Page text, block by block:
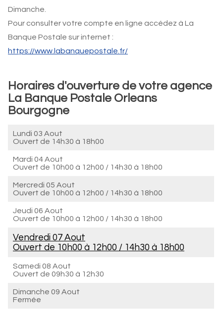
Dimanche.
Pour consulter votre compte en ligne accédez à La
Banque Postale sur internet :
https://www.labanquepostale.fr/
Horaires d'ouverture de votre agence
La Banque Postale Orleans
Bourgogne
Lundi 03 Aout
Ouvert de 14h30 à 18h00
Mardi 04 Aout
Ouvert de 10h00 à 12h00 / 14h30 à 18h00
Mercredi 05 Aout
Ouvert de 10h00 à 12h00 / 14h30 à 18h00
Jeudi 06 Aout
Ouvert de 10h00 à 12h00 / 14h30 à 18h00
Vendredi 07 Aout
Ouvert de 10h00 à 12h00 / 14h30 à 18h00
Samedi 08 Aout
Ouvert de 09h30 à 12h30
Dimanche 09 Aout
Fermée